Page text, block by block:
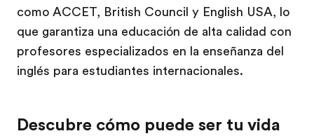
como ACCET, British Council y English USA, lo
que garantiza una educación de alta calidad con
profesores especializados en la enseñanza del
inglés para estudiantes internacionales.
Descubre cómo puede ser tu vida